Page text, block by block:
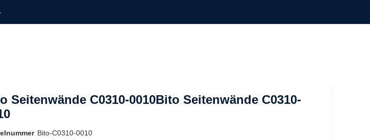
Seitenwände C0310-0010Bito Seitenwände C0310-
Bito-C0310-0010